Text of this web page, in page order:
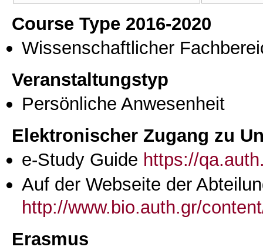
Course Type 2016-2020
Wissenschaftlicher
Veranstaltungstyp
Persönliche Anwesenheit
Elektronischer Zugang zu
e-Study Guide https://
Auf der Webseite der
http://www.bio.auth.gr/
Erasmus